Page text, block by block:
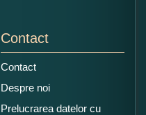
Contact
Contact
Despre noi
Prelucrarea datelor cu